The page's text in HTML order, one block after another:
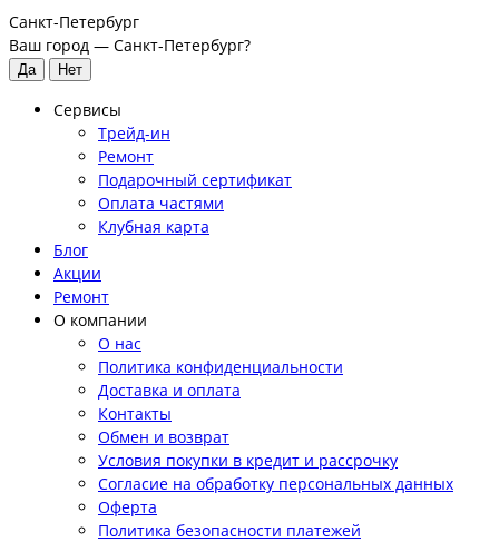
Санкт-Петербург
Ваш город — Санкт-Петербург?
Сервисы
Трейд-ин
Ремонт
Подарочный сертификат
Оплата частями
Клубная карта
Блог
Акции
Ремонт
О компании
О нас
Политика конфиденциальности
Доставка и оплата
Контакты
Обмен и возврат
Условия покупки в кредит и рассрочку
Согласие на обработку персональных данных
Оферта
Политика безопасности платежей